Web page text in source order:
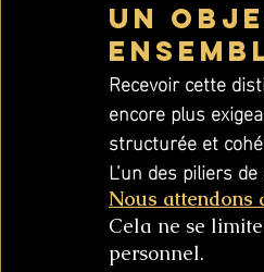
Un
Recevoir cette
encore plus
structurée et
L’un des piliers
Nous attendons
Cela ne se
personnel.